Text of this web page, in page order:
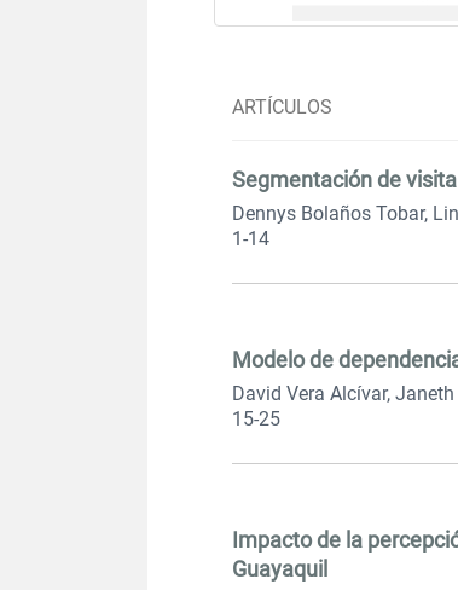
ARTÍCULOS
Segmentación de
Dennys Bolaños Tobar,
1-14
Modelo de
David Vera Alcívar,
15-25
Impacto de la
Guayaquil